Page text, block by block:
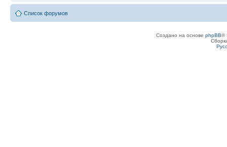
Список форумов
Создано на основе phpBB®